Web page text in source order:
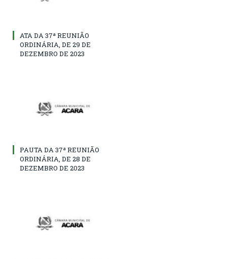
ATA DA 37ª REUNIÃO
ORDINÁRIA, DE 29 DE
DEZEMBRO DE 2023
PAUTA DA 37ª REUNIÃO
ORDINÁRIA, DE 28 DE
DEZEMBRO DE 2023